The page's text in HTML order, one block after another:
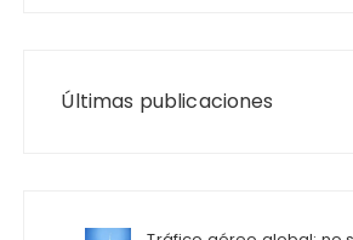
Últimas publicaciones